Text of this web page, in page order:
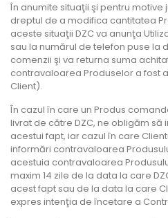
În anumite situaţii şi pentru motive
dreptul de a modifica cantitatea
aceste situaţii DZC va anunţa
sau la numărul de telefon puse la
comenzii şi va returna suma
contravaloarea Produselor a fost
Client).
În cazul în care un Produs
livrat de către DZC, ne obligăm să
acestui fapt, iar cazul în care
informări contravaloarea
acestuia contravaloarea
maxim 14 zile de la data la care
acest fapt sau de la data la care
expres intenţia de încetare a